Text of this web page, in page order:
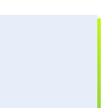
du noch keine